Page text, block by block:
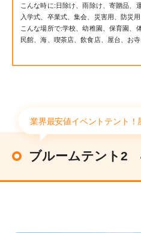
こんな時に:日除け、雨除け、寄贈品、
入学式、卒業式、集会、災害用、防災
こんな場所で:学校、幼稚園、保育園、
民館、海、喫茶店、飲食店、屋台、お
業界最安値イベントテント！
ブルームテント2